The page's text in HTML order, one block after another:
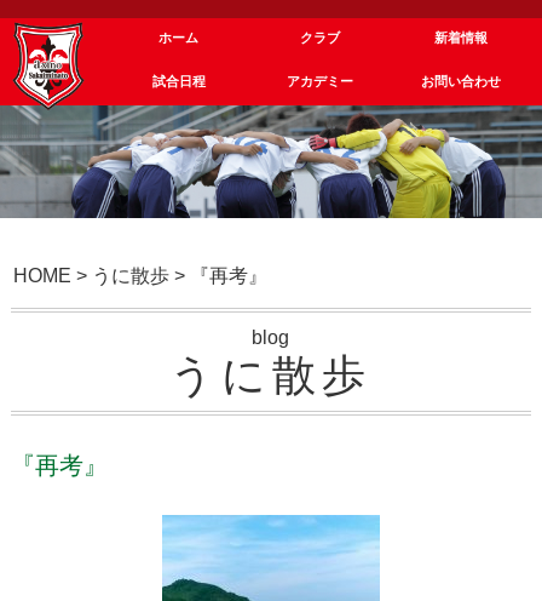
ホーム クラブ 新着情報
試合日程 アカデミー お問い合わせ
HOME > うに散歩 > 『再考』
blog
うに散歩
『再考』